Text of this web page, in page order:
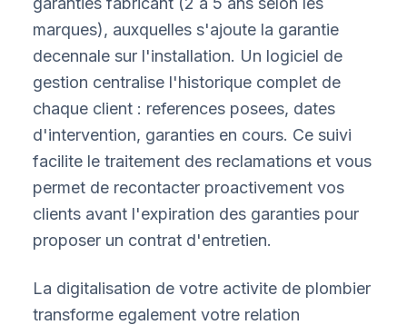
marques), auxquelles s'ajoute la garantie
decennale sur l'installation. Un logiciel de
gestion centralise l'historique complet de
chaque client : references posees, dates
d'intervention, garanties en cours. Ce suivi
facilite le traitement des reclamations et vous
permet de recontacter proactivement vos
clients avant l'expiration des garanties pour
proposer un contrat d'entretien.
La digitalisation de votre activite de plombier
transforme egalement votre relation